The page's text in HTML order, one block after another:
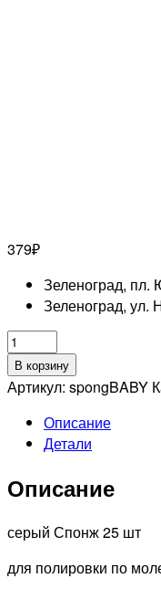
379₽
Зеленоград, пл.
Зеленоград, ул.
Количество
товара
SMART
диск
BABY
идеальной
25шт
В корзину
Артикул: spongBABY
Описание
Детали
Описание
серый Спонж 25 шт
для полировки по